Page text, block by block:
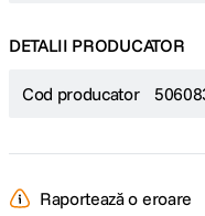
DETALII PRODUCATOR
Cod producator
Raportează o eroare